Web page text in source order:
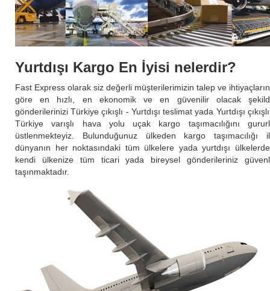
Yurtdışı Kargo En İyisi nelerdir?
Fast Express olarak siz değerli müşterilerimizin talep ve
göre en hızlı, en ekonomik ve en güvenilir olacak
gönderilerinizi Türkiye çıkışlı - Yurtdışı teslimat yada Yurtdışı
Türkiye varışlı hava yolu uçak kargo taşımacılığını
üstlenmekteyiz. Bulunduğunuz ülkeden kargo taşımacılığı
dünyanın her noktasındaki tüm ülkelere yada yurtdışı
kendi ülkenize tüm ticari yada bireysel gönderileriniz
taşınmaktadır.